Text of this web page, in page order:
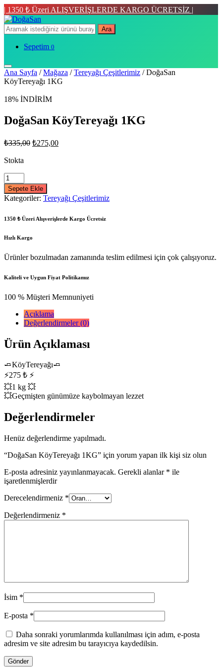
| 1350 ₺ Üzeri ALIŞVERİŞLERDE KARGO ÜCRETSİZ |
Ara
Sepetim 0
Ana Sayfa /Mağaza /Tereyağı Çeşitlerimiz / DoğaSan
KöyTereyağı 1KG
18% İNDİRİM
DoğaSan KöyTereyağı 1KG
₺335,00 Orijinal
₺275,00Şu
Stokta
DoğaSan
KöyTereyağı
1KG
quantity
Sepete Ekle
Kategoriler: Tereyağı Çeşitlerimiz
1350 ₺ Üzeri Alışverişlerde Kargo Ücretsiz
Hızlı Kargo
Ürünler bozulmadan zamanında teslim edilmesi için çok çalışıyoruz.
Kaliteli ve Uygun Fiyat Politikamız
100 % Müşteri Memnuniyeti
Açıklama
Değerlendirmeler (0)
Ürün Açıklaması
🧈KöyTereyağı🧈
⚡️275 ₺ ⚡️
💥1 kg 💥
💥Geçmişten günümüze kaybolmayan lezzet
Değerlendirmeler
Henüz değerlendirme yapılmadı.
“DoğaSan KöyTereyağı 1KG” için yorum yapan ilk kişi siz olun
E-posta adresiniz yayınlanmayacak. Gerekli alanlar * ile
işaretlenmişlerdir
Derecelendirmeniz *
Değerlendirmeniz *
İsim *
E-posta *
Daha sonraki yorumlarımda kullanılması için adım, e-posta
adresim ve site adresim bu tarayıcıya kaydedilsin.